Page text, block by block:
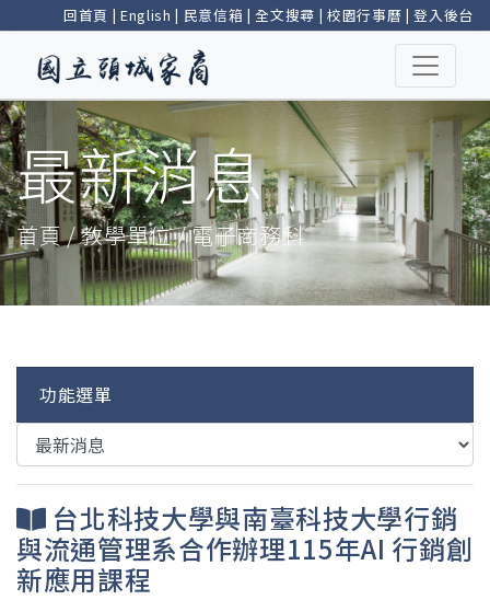
回首頁 | English | 民意信箱 |全文搜尋 | 校園行事曆 |登入後台
最新消息
首頁 / 教學單位 / 電子商務科
功能選單
台北科技大學與南臺科技大學行銷
與流通管理系合作辦理115年AI 行銷創
新應用課程